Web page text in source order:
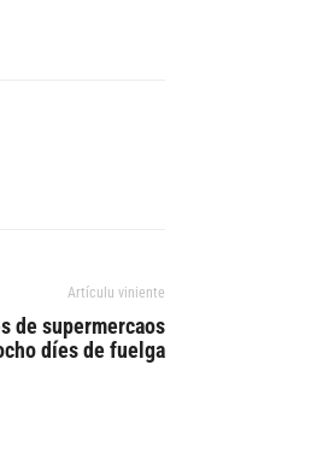
Artículu viniente
de supermercaos
díes de fuelga